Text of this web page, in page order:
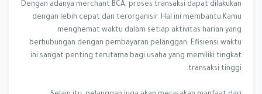
Dengan adanya merchant BCA, proses transaksi dapat dilakukan
dengan lebih cepat dan terorganisir. Hal ini membantu Kamu
menghemat waktu dalam setiap aktivitas harian yang
berhubungan dengan pembayaran pelanggan. Efisiensi waktu
ini sangat penting terutama bagi usaha yang memiliki tingkat
transaksi tinggi.